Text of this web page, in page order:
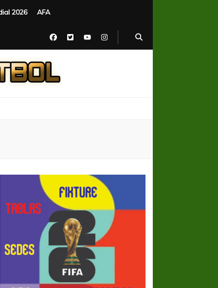
2026 AFA